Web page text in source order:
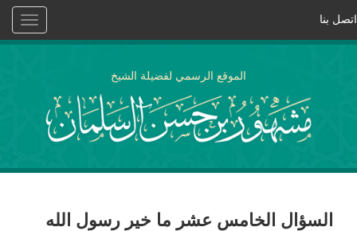
Toggle
اتصل بنا
الموقع الرسمي لفضيلة الشيخ
السؤال الخامس عشر ما خير رسول الله